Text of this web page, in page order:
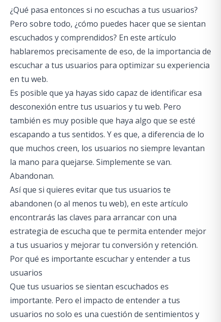
¿Qué pasa entonces si no escuchas a tus usuarios?
Pero sobre todo, ¿cómo puedes hacer que se sientan
escuchados y comprendidos? En este artículo
hablaremos precisamente de eso, de la importancia de
escuchar a tus usuarios para optimizar su experiencia
en tu web.
Es posible que ya hayas sido capaz de identificar esa
desconexión entre tus usuarios y tu web. Pero
también es muy posible que haya algo que se esté
escapando a tus sentidos. Y es que, a diferencia de lo
que muchos creen, los usuarios no siempre levantan
la mano para quejarse. Simplemente se van.
Abandonan.
Así que si quieres evitar que tus usuarios te
abandonen (o al menos tu web), en este artículo
encontrarás las claves para arrancar con una
estrategia de escucha que te permita entender mejor
a tus usuarios y mejorar tu conversión y retención.
Por qué es importante escuchar y entender a tus
usuarios
Que tus usuarios se sientan escuchados es
importante. Pero el impacto de entender a tus
usuarios no solo es una cuestión de sentimientos y